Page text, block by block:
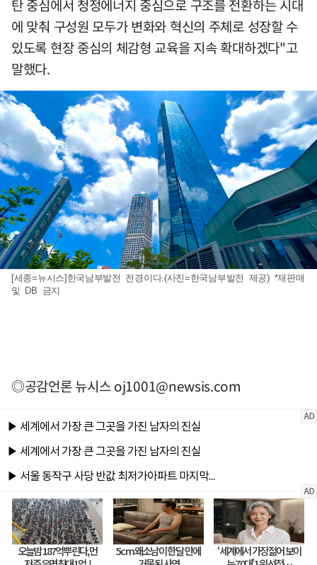
탄 중심에서 청정에너지 중심으로 구조를 전환하는 시대
에 맞춰 구성원 모두가 변화와 혁신의 주체로 성장할 수
있도록 현장 중심의 체감형 교육을 지속 확대하겠다"고
말했다.
[세종=뉴시스]한국남부발전 전경이다.(사진=한국남부발전 제공) *재판매
및 DB 금지
◎공감언론 뉴시스oj1001@newsis.com